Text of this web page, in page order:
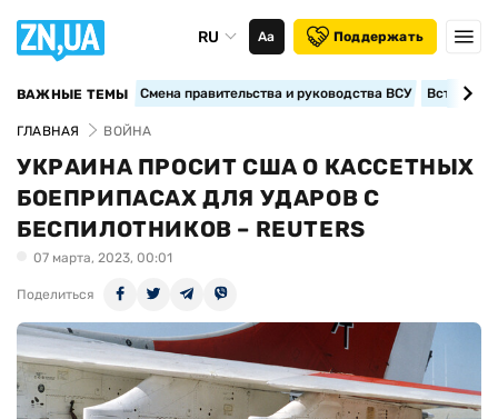
RU Аа Поддержать
ВАЖНЫЕ ТЕМЫ Смена правительства и руководства ВСУ
ГЛАВНАЯ ВОЙНА
УКРАИНА ПРОСИТ США О КАССЕТНЫХ
БОЕПРИПАСАХ ДЛЯ УДАРОВ С
БЕСПИЛОТНИКОВ – REUTERS
07 марта, 2023, 00:01
Поделиться